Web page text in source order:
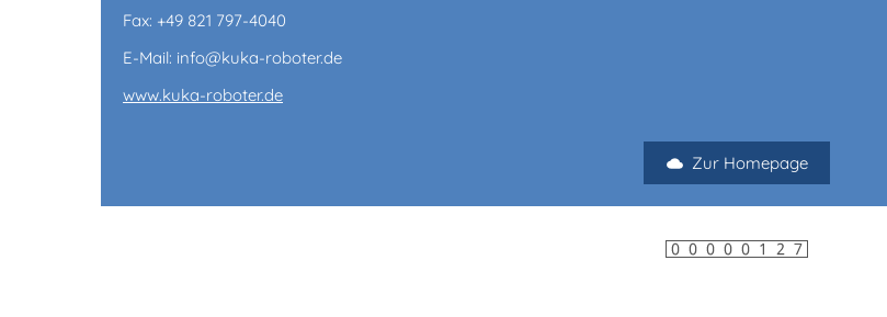
Fax: +49 821 797-4040
E-Mail: info@kuka-roboter.de
www.kuka-roboter.de
Zur Homepage